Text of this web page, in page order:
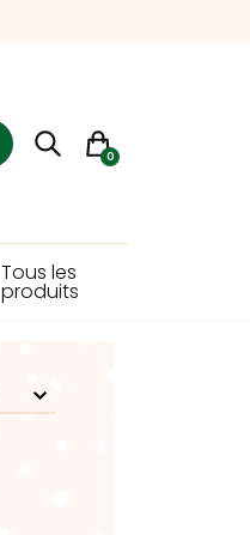
0
Tous les
produits